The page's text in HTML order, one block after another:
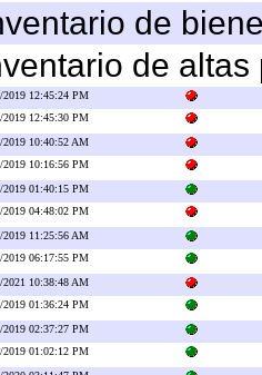
de
de
2019 12:45:24 PM
2019 12:45:30 PM
2019 10:40:52 AM
2019 10:16:56 PM
2019 01:40:15 PM
2019 04:48:02 PM
2019 11:25:56 AM
2019 06:17:55 PM
2021 10:38:48 AM
2019 01:36:24 PM
2019 02:37:27 PM
2019 01:02:12 PM